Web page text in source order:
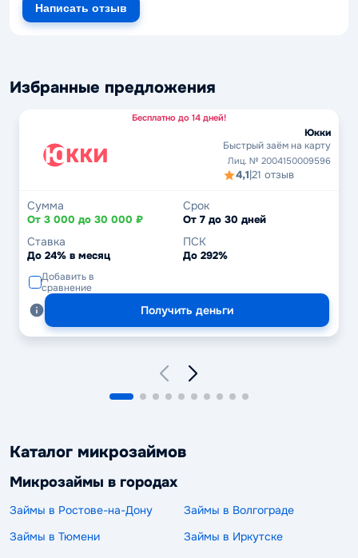
Написать отзыв
Избранные предложения
Бесплатно до 14 дней!
Юкки
Быстрый заём на карту
Лиц. № 2004150009596
4,1|21 отзыв
Сумма
От 3 000 до 30 000 ₽
Срок
От 7 до 30 дней
Ставка
До 24% в месяц
ПСК
До 292%
Добавить в
сравнение
Получить деньги
Каталог микрозаймов
Микрозаймы в городах
Займы в Ростове-на-Дону
Займы в Волгограде
Займы в Тюмени
Займы в Иркутске